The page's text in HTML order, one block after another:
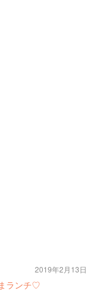
ランチ♡
2019年2月13日